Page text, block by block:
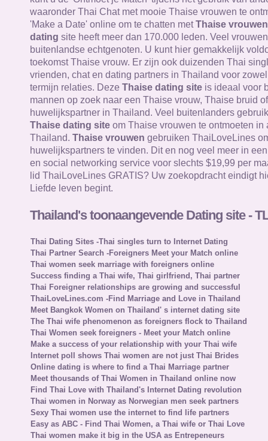
waaronder Thai Chat met mooie Thaise vrouwen te
'Make a Date' online om te chatten metThaise vrouwen
dating site heeft meer dan 170.000 leden. Veel
buitenlandse echtgenoten. U kunt hier gemakkelijk
toekomst Thaise vrouw. Er zijn ook duizenden Thai
vrienden, chat en dating partners in Thailand voor
termijn relaties. Deze Thaise dating siteis ideaal voor
mannen op zoek naar een Thaise vrouw, Thaise bruid
huwelijkspartner in Thailand. Veel buitenlanders
Thaise dating siteom Thaise vrouwen te ontmoeten in
Thailand. Thaise vrouwen gebruiken ThaiLoveLines
huwelijkspartners te vinden. Dit en nog veel meer in
en social networking service voor slechts $19,99 per
lid ThaiLoveLines GRATIS? Uw zoekopdracht eindigt
Liefde leven begint.
Thailand's toonaangevende Dating site -
Thai Dating Sites -Thai singles turn to Internet Dating
Thai Partner Search -Foreigners Meet your Match online
Thai women seek marriage with foreigners online
Success finding a Thai wife, Thai girlfriend, Thai partner
Thai Foreigner relationships are growing and successful
ThaiLoveLines.com -Find Marriage and Love in Thailand
Meet Bangkok Women on Thailand' s internet dating site
The Thai wife phenomenon as foreigners flock to Thailand
Thai Women seek foreigners - Meet your Match online
Make a success of your relationship with your Thai wife
Internet poll shows Thai women are not just Thai Brides
Online dating is where to find a Thai Marriage partner
Meet thousands of Thai Women in Thailand online now
Find Thai Love with Thailand's Internet Dating revolution
Thai women in Norway as Norwegian men seek partners
Sexy Thai women use the internet to find life partners
Easy as ABC - Find Thai Women, a Thai wife or Thai Love
Thai women make it big in the USA as Entrepeneurs